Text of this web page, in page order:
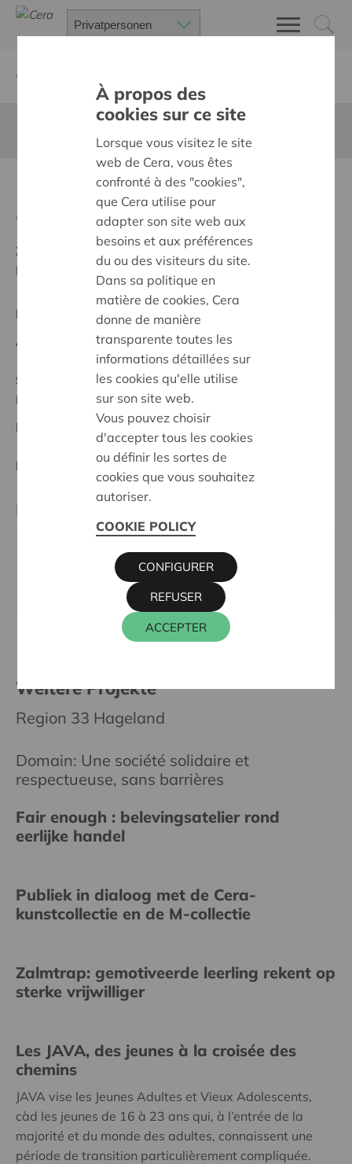
De Fietskompagnon
Ziel:
Une société solidaire et respectueuse, sans
barrières
Regionales Projekt
Anfangsdatum:11/05/2026
Stand :
In treatment
Hageland
Datum:
11/05/2026
Entscheidung:Approved
Kontaktperson
KRISTIEN MARTENS
016 27 96 58
kristien.martens@cera.coop
Weitere Projekte
Region 33 Hageland
Domain: Une société solidaire et
respectueuse, sans barrières
Fair enough : belevingsatelier rond
eerlijke handel
Publiek in dialoog met de Cera-
kunstcollectie en de M-collectie
Zalmtrap: gemotiveerde leerling rekent op
sterke vrijwilliger
Les JAVA, des jeunes à la croisée des
chemins
JAVA vise les Jeunes Adultes et Vieux Adolescents,
càd les jeunes de 16 à 23 ans qui, à l’entrée de la
majorité et du monde des adultes, connaissent une
période de transition particulièrement compliquée.
À propos des
cookies sur ce site
Lorsque vous visitez le site
web de Cera, vous êtes
confronté à des "cookies",
que Cera utilise pour
adapter son site web aux
besoins et aux préférences
du ou des visiteurs du site.
Dans sa politique en
matière de cookies, Cera
donne de manière
transparente toutes les
informations détaillées sur
les cookies qu'elle utilise
sur son site web.
Vous pouvez choisir
d'accepter tous les cookies
ou définir les sortes de
cookies que vous souhaitez
autoriser.
COOKIE POLICY
ACCEPTER
REFUSER
CONFIGURER